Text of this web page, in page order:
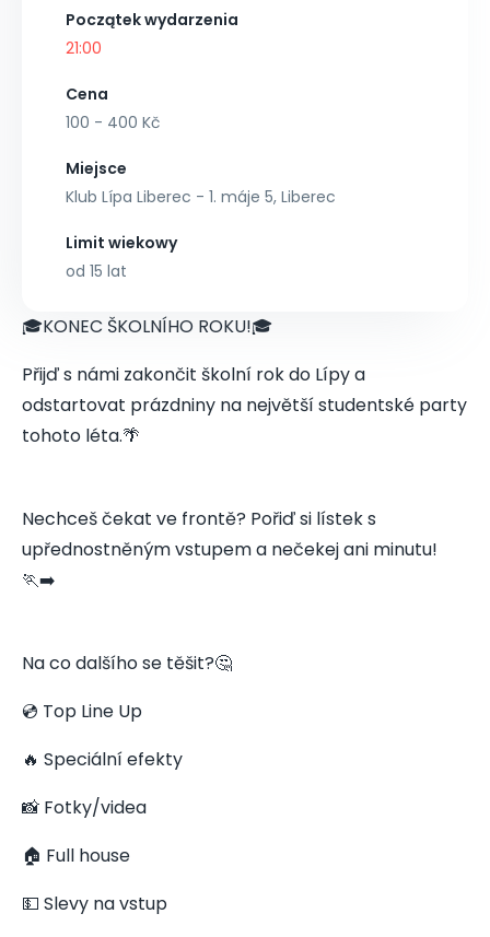
Początek wydarzenia
21:00
Cena
100 - 400 Kč
Miejsce
Klub Lípa Liberec - 1. máje 5, Liberec
Limit wiekowy
od 15 lat
🎓KONEC ŠKOLNÍHO ROKU!🎓
Přijď s námi zakončit školní rok do Lípy a
odstartovat prázdniny na největší studentské party
tohoto léta.🌴
Nechceš čekat ve frontě? Pořiď si lístek s
upřednostněným vstupem a nečekej ani minutu!
🏃‍➡️
Na co dalšího se těšit?🤔
💿 Top Line Up
🔥 Speciální efekty
📸 Fotky/videa
🏠 Full house
💵 Slevy na vstup